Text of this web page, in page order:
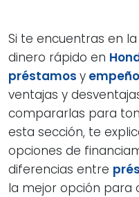
Si te encuentras en
dinero rápido en
préstamos y empeño
ventajas y
compararlas para
esta sección, te
opciones de
diferencias entre
la mejor opción para